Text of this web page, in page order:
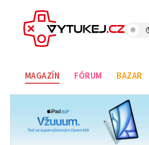
MAGAZÍN FÓRUM BAZAR